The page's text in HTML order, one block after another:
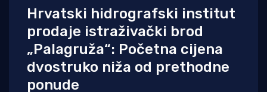
Hrvatski hidrografski institut
prodaje istraživački brod
„Palagruža“: Početna cijena
dvostruko niža od prethodne
ponude